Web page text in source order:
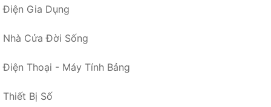
Điện Gia Dụng
Nhà Cửa Đời Sống
Điện Thoại - Máy Tính Bảng
Thiết Bị Số